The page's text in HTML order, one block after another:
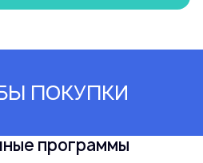
ПОКУПКИ
программы